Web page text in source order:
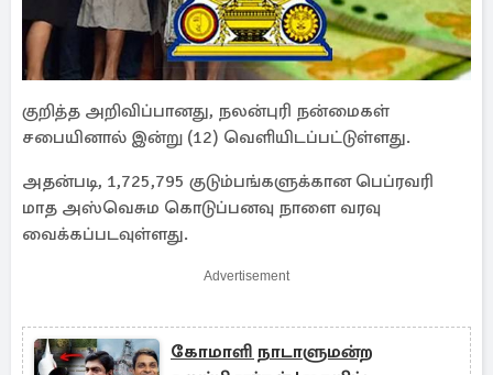
குறித்த அறிவிப்பானது, நலன்புரி நன்மைகள்
சபையினால் இன்று (12) வெளியிடப்பட்டுள்ளது.
அதன்படி, 1,725,795 குடும்பங்களுக்கான பெப்ரவரி
மாத அஸ்வெசும கொடுப்பனவு நாளை வரவு
வைக்கப்படவுள்ளது.
Advertisement
கோமாளி நாடாளுமன்ற